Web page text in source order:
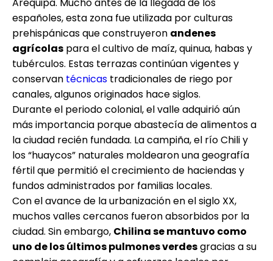
españoles, esta zona fue utilizada por culturas
prehispánicas que construyeron andenes
agrícolas para el cultivo de maíz, quinua, habas y
tubérculos. Estas terrazas continúan vigentes y
conservan técnicas tradicionales de riego por
canales, algunos originados hace siglos.
Durante el periodo colonial, el valle adquirió aún
más importancia porque abastecía de alimentos a
la ciudad recién fundada. La campiña, el río Chili y
los “huaycos” naturales moldearon una geografía
fértil que permitió el crecimiento de haciendas y
fundos administrados por familias locales.
Con el avance de la urbanización en el siglo XX,
muchos valles cercanos fueron absorbidos por la
ciudad. Sin embargo, Chilina se mantuvo como
uno de los últimos pulmones verdesgracias a su